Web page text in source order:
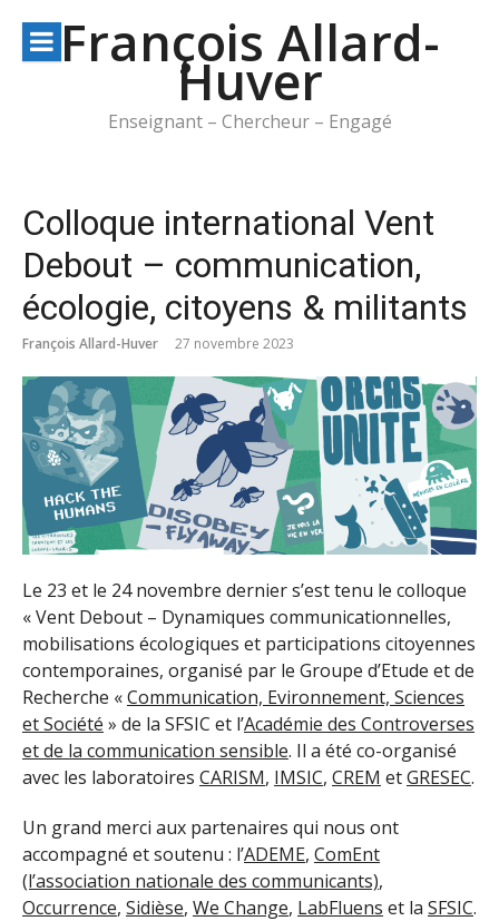
contenuFrançois Allard-
Huver
Enseignant – Chercheur – Engagé
Colloque international Vent
Debout – communication,
écologie, citoyens & militants
François Allard-Huver 27 novembre 2023
Le 23 et le 24 novembre dernier s’est tenu le colloque
« Vent Debout – Dynamiques communicationnelles,
mobilisations écologiques et participations citoyennes
contemporaines, organisé par le Groupe d’Etude et de
Recherche «Communication, Evironnement, Sciences
et Société » de la SFSIC et l’Académie des Controverses
et de la communication sensible. Il a été co-organisé
avec les laboratoires CARISM, IMSIC, CREM etGRESEC.
Un grand merci aux partenaires qui nous ont
accompagné et soutenu : l’ADEME, ComEnt
(l’association nationale des communicants),
Occurrence, Sidièse, We Change, LabFluens et la SFSIC.